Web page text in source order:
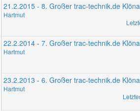
21.2.2015 - 8. Großer trac-technik.de
Hartmut
22.2.2014 - 7. Großer trac-technik.de
Hartmut
23.2.2013 - 6. Großer trac-technik.de
Hartmut